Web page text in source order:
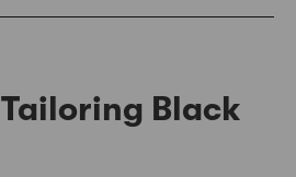
Black